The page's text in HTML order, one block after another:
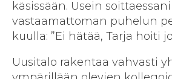
käsissään. Usein soittaessani
vastaamattoman puhelun
kuulla: ”Ei hätää, Tarja hoiti
Uusitalo rakentaa vahvasti